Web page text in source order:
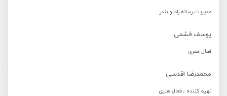
مدیریت رسانه رادیو بندر
یوسف قشمی
فعال هنری
محمدرضا اقدسی
تهیه کننده ، فعال هنری